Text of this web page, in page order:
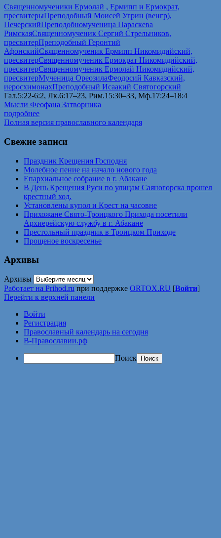
Священномученики Ермолай , Ермипп и Ермократ,
пресвитерыПреподобный Моисей Угрин (венгр),
ПечерскийПреподобномученица Параскева
РимскаяСвященномученик Сергий Стрельников,
пресвитерПреподобный Геронтий
АфонскийСвященномученик Ермипп Никомидийский,
пресвитерСвященномученик Ермократ Никомидийский,
пресвитерСвященномученик Ермолай Никомидийский,
пресвитерМученица ОреозилаФеодосий Кавказский,
иеросхимонахПреподобный Исаакий Святогорский
Гал.5:22-6:2, Лк.6:17–23, Рим.15:30–33, Мф.17:24–18:4
Мысли Феофана Затворника
подробнее
Полная версия православного календаря
Свежие записи
Праздник Крещения Господня
Молебное пение на начало нового года
Епархиальное собрание в г. Абакане
В День Крещения Руси по улицам Саяногорска прошел
крестный ход.
Установлены купол и Крест на часовне
Прихожане Свято-Троицкого Прихода посетили
Архиерейскую службу в г. Абакане
Престольный праздник в Троицком Приходе
Прощеное воскресенье
Архивы
Архивы
Работает на Prihod.ru при поддержке ORTOX.RU [Войти]
Перейти к верхней панели
Войти
Регистрация
Православный календарь на сегодня
В-Православии.рф
Поиск